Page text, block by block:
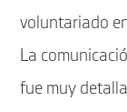
voluntariado
La
fue muy